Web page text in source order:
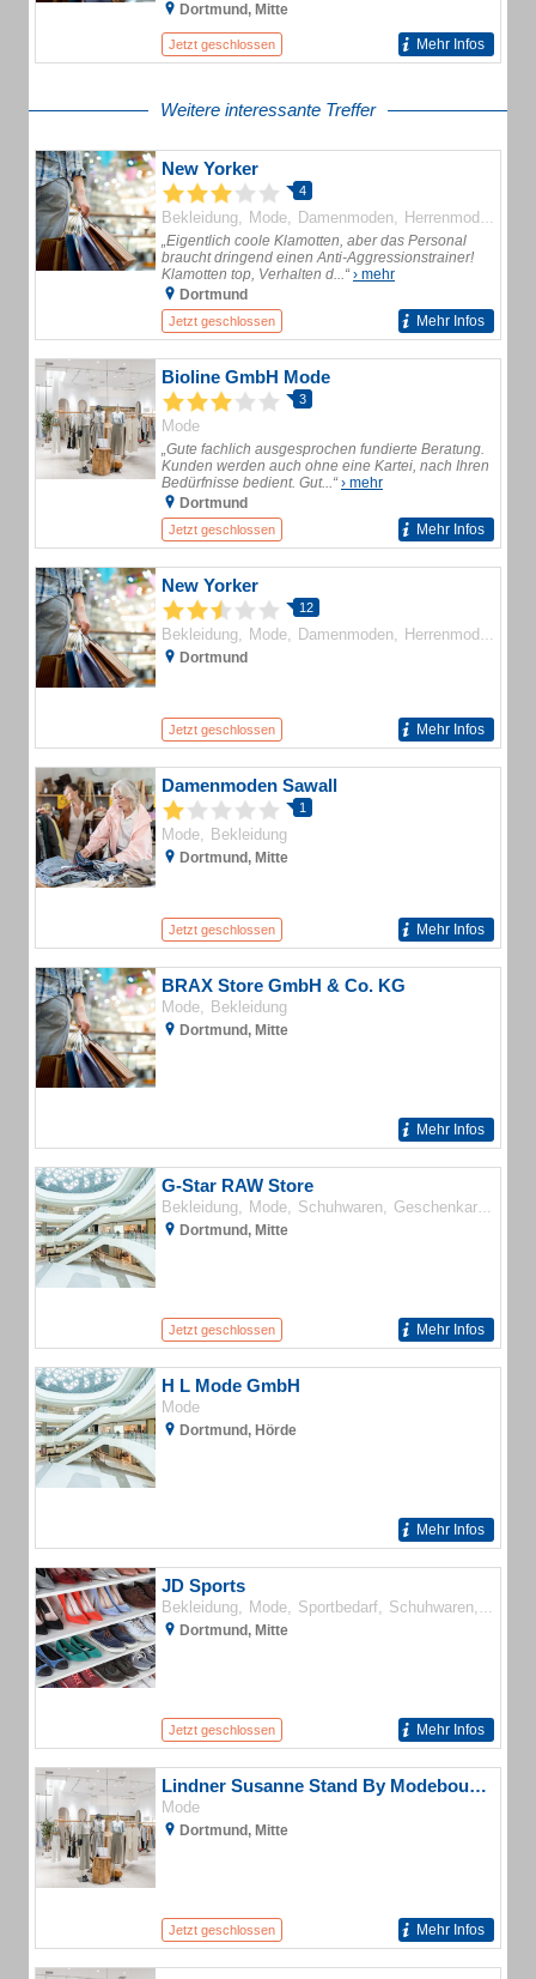
Dortmund, Mitte
Jetzt geschlossen Mehr Infos
Weitere interessante Treffer
New Yorker
4
Bekleidung Mode Damenmoden Herrenmoden
„Eigentlich coole Klamotten, aber das Personal
braucht dringend einen Anti-Aggressionstrainer!
Klamotten top, Verhalten d...“› mehr
Dortmund
Jetzt geschlossen Mehr Infos
Bioline GmbH Mode
3
Mode
„Gute fachlich ausgesprochen fundierte Beratung.
Kunden werden auch ohne eine Kartei, nach Ihren
Bedürfnisse bedient. Gut...“› mehr
Dortmund
Jetzt geschlossen Mehr Infos
New Yorker
12
Bekleidung Mode Damenmoden Herrenmoden
Dortmund
Jetzt geschlossen Mehr Infos
Damenmoden Sawall
1
Mode Bekleidung
Dortmund, Mitte
Jetzt geschlossen Mehr Infos
BRAX Store GmbH & Co. KG
Mode Bekleidung
Dortmund, Mitte
Mehr Infos
G-Star RAW Store
Bekleidung Mode Schuhwaren Geschenkartikel
Dortmund, Mitte
Jetzt geschlossen Mehr Infos
H L Mode GmbH
Mode
Dortmund, Hörde
Mehr Infos
JD Sports
Bekleidung Mode Sportbedarf Schuhwaren
Dortmund, Mitte
Jetzt geschlossen Mehr Infos
Lindner Susanne Stand By Modeboutique
Mode
Dortmund, Mitte
Jetzt geschlossen Mehr Infos